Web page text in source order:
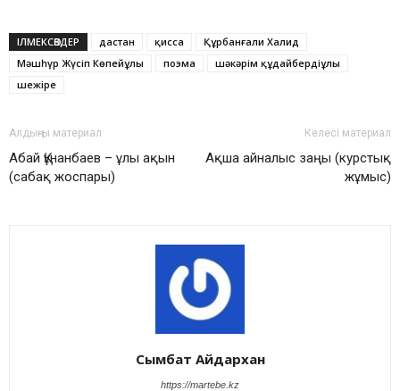
ІЛМЕКСӨЗДЕР дастан қисса
Құрбанғали Халид
Мәшһүр Жүсіп Көпейұлы
поэма
шәкәрім құдайбердіұлы
шежіре
Алдыңғы материал
Абай Құнанбаев – ұлы ақын
(сабақ жоспары)
Келесі материал
Ақша айналыс заңы (курстық
жұмыс)
Сымбат Айдархан
https://martebe.kz